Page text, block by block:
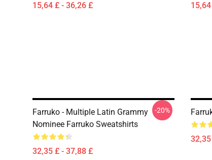
15,64 £ - 36,26 £
Farruko - Multiple Latin Grammy
Nominee Farruko Sweatshirts
32,35 £ - 37,88 £
-20%